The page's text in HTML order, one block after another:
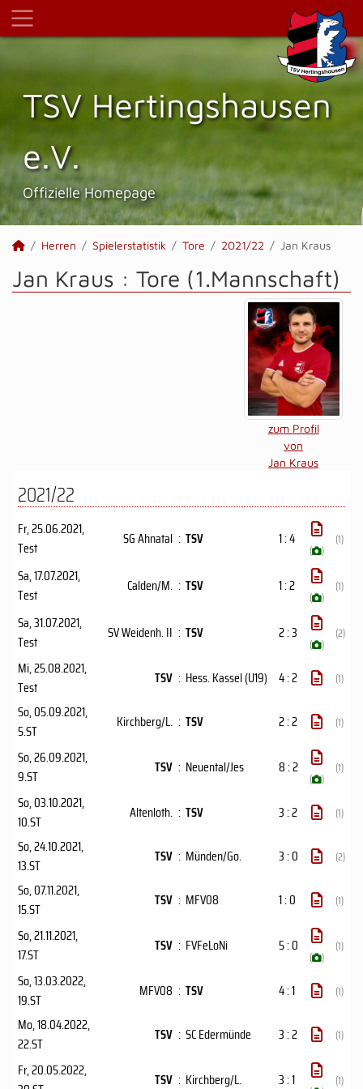
TSV Hertings­hausen
e.V.
Offizielle Homepage
Herren Spielerstatistik Tore 2021/22 Jan Kraus
Jan Kraus : Tore (1.Mannschaft)
zum Profil
von
Jan Kraus
2021/22
Fr, 25.06.2021,
Test
SG Ahnatal : TSV 1 : 4
( )
(1)
Sa, 17.07.2021,
Test
Calden/M. : TSV 1 : 2
( )
(1)
Sa, 31.07.2021,
Test
SV Weidenh. II : TSV 2 : 3
( )
(2)
Mi, 25.08.2021,
Test
TSV : Hess. Kassel (U19) 4 : 2 (1)
So, 05.09.2021,
5.ST
Kirchberg/L. : TSV 2 : 2 (1)
So, 26.09.2021,
9.ST
TSV : Neuental/Jes 8 : 2
( )
(1)
So, 03.10.2021,
10.ST
Altenloth. : TSV 3 : 2 (1)
So, 24.10.2021,
13.ST
TSV : Münden/Go. 3 : 0 (2)
So, 07.11.2021,
15.ST
TSV : MFV08 1 : 0 (1)
So, 21.11.2021,
17.ST
TSV : FVFeLoNi 5 : 0
( )
(1)
So, 13.03.2022,
19.ST
MFV08 : TSV 4 : 1 (1)
Mo, 18.04.2022,
22.ST
TSV : SC Edermünde 3 : 2 (1)
Fr, 20.05.2022,
TSV : Kirchberg/L. 3 : 1 (1)